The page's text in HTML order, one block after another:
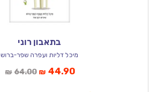
בתאבון רוני
מיכל דליות ועפרה שפר-ברוש
₪ 64.00המחיר
₪ 44.90המחיר